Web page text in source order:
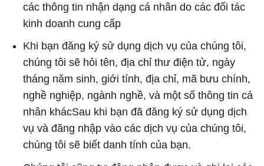
các thông tin nhận dạng cá nhân do các đối tác
kinh doanh cung cấp
Khi bạn đăng ký sử dụng dịch vụ của chúng tôi,
chúng tôi sẽ hỏi tên, địa chỉ thư điện tử, ngày
tháng năm sinh, giới tính, địa chỉ, mã bưu chính,
nghề nghiệp, ngành nghề, và một số thông tin cá
nhân khácSau khi bạn đã đăng ký sử dụng dịch
vụ và đăng nhập vào các dịch vụ của chúng tôi,
chúng tôi sẽ biết danh tính của bạn.